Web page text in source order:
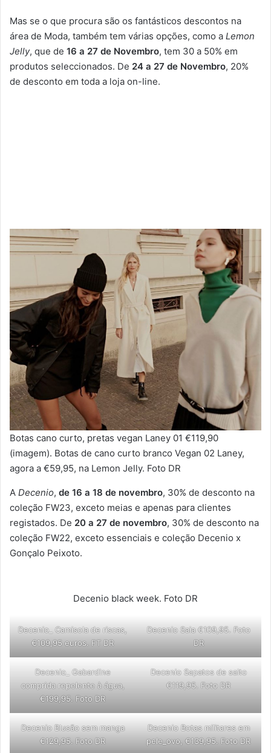
Mas se o que procura são os fantásticos descontos na
área de Moda, também tem várias opções, como a Lemon
Jelly, que de 16 a 27 de Novembro, tem 30 a 50% em
produtos seleccionados. De 24 a 27 de Novembro, 20%
de desconto em toda a loja on-line.
Botas cano curto, pretas vegan Laney 01 €119,90
(imagem). Botas de cano curto branco Vegan 02 Laney,
agora a €59,95, na Lemon Jelly. Foto DR
A Decenio, de 16 a 18 de novembro, 30% de desconto na
coleção FW23, exceto meias e apenas para clientes
registados. De 20 a 27 de novembro, 30% de desconto na
coleção FW22, exceto essenciais e coleção Decenio x
Gonçalo Peixoto.
Decenio black week. Foto DR
Decenio_ Camisola de riscas,
€109,95 euros. FT DR
Decenio Saia €109,95. Foto
DR
Decenio_ Gabardine
comprida repelente à água,
€199,95. Foto DR
Decenio Sapatos de salto
€119,95. Foto DR
Decenio Blusão sem manga
€129,95. Foto DR
Decenio Botas militares em
pele_ovo, €139,95. Foto DR